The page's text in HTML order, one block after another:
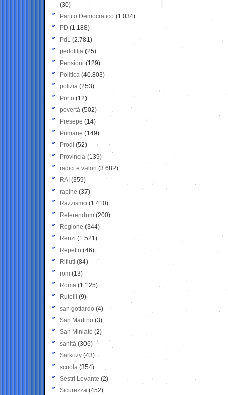
(30)
Partito Democratico (1.034)
PD (1.188)
PdL (2.781)
pedofilia (25)
Pensioni (129)
Politica (40.803)
polizia (253)
Porto (12)
povertà (502)
Presepe (14)
Primarie (149)
Prodi (52)
Provincia (139)
radici e valori (3.682)
RAI (359)
rapine (37)
Razzismo (1.410)
Referendum (200)
Regione (344)
Renzi (1.521)
Repetto (46)
Rifiuti (84)
rom (13)
Roma (1.125)
Rutelli (9)
san gottardo (4)
San Martino (3)
San Miniato (2)
sanità (306)
Sarkozy (43)
scuola (354)
Sestri Levante (2)
Sicurezza (452)